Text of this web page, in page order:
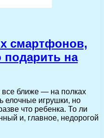
смартфонов,
на
все ближе — на полках
елочные игрушки, но
что ребенка. То ли
и, главное, недорогой